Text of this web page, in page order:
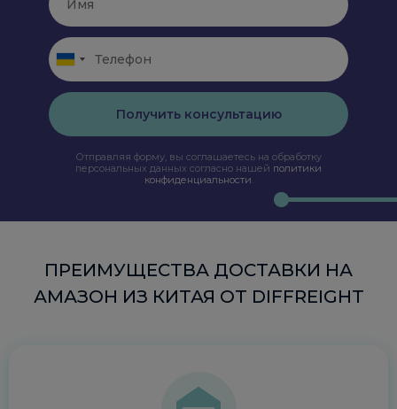
Получить консультацию
Отправляя форму, вы соглашаетесь на обработку
персональных данных согласно нашей политики
конфиденциальности.
ПРЕИМУЩЕСТВА ДОСТАВКИ НА
АМАЗОН ИЗ КИТАЯ ОТ DIFFREIGHT